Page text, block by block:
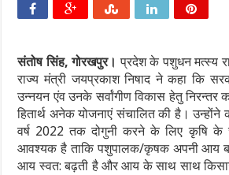
संतोष सिंह, गोरखपुर। प्रदेश के पशुधन मत्स्य
राज्य मंत्री जयप्रकाश निषाद ने कहा कि
उन्नयन एंव उनके सर्वांगीण विकास हेतु निरन्तर
हितार्थ अनेक योजनाएं संचालित की है।
वर्ष 2022 तक दोगुनी करने के लिए कृषि के
आवश्यक है ताकि पशुपालक/कृषक अपनी आय
आय स्वत: बढ़ती है और आय के साथ साथ